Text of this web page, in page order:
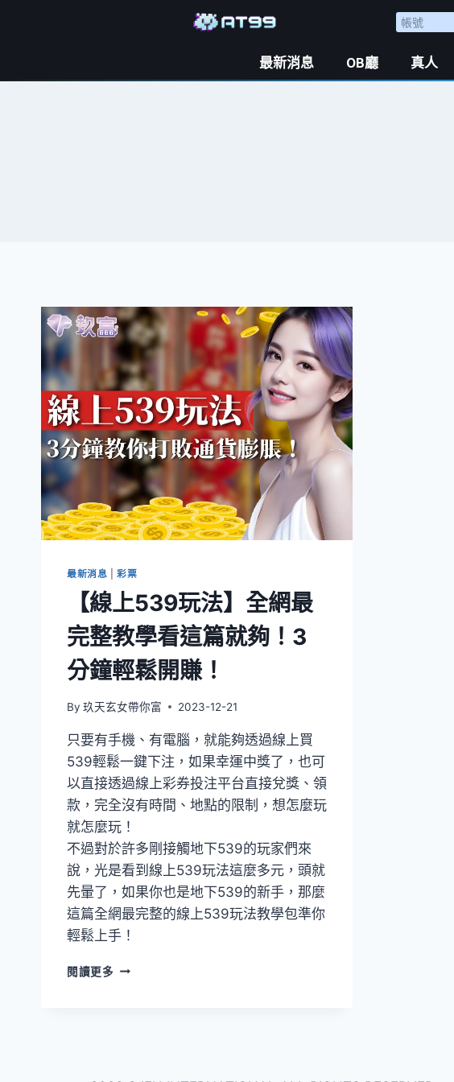
最新消息 OB廳 真人
最新消息 |彩票
【線上539玩法】全網最
完整教學看這篇就夠！3
分鐘輕鬆開賺！
By 玖天玄女帶你富 2023-12-21
只要有手機、有電腦，就能夠透過線上買
539輕鬆一鍵下注，如果幸運中獎了，也可
以直接透過線上彩券投注平台直接兌獎、領
款，完全沒有時間、地點的限制，想怎麼玩
就怎麼玩！
不過對於許多剛接觸地下539的玩家們來
說，光是看到線上539玩法這麼多元，頭就
先暈了，如果你也是地下539的新手，那麼
這篇全網最完整的線上539玩法教學包準你
輕鬆上手！
閱讀更多